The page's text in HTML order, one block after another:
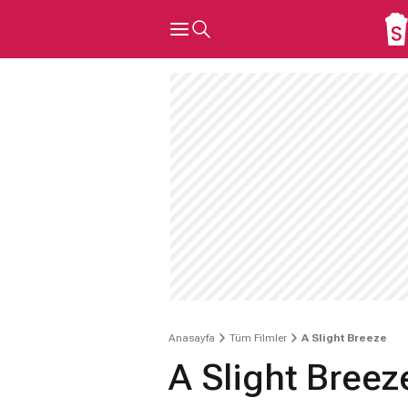
Anasayfa Tüm Filmler A Slight Breeze
A Slight